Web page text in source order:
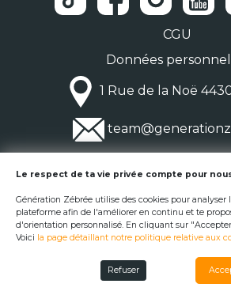
CGU
Données
1 Rue de la Noë
© Génération Zébrée
Le respect de ta vie privée compte pour
Génération Zébrée utilise des cookies pour analyser
plateforme afin de l'améliorer en continu et te
d'orientation personnalisé. En cliquant sur
Voici la page détaillant notre politique relative aux
Refuser